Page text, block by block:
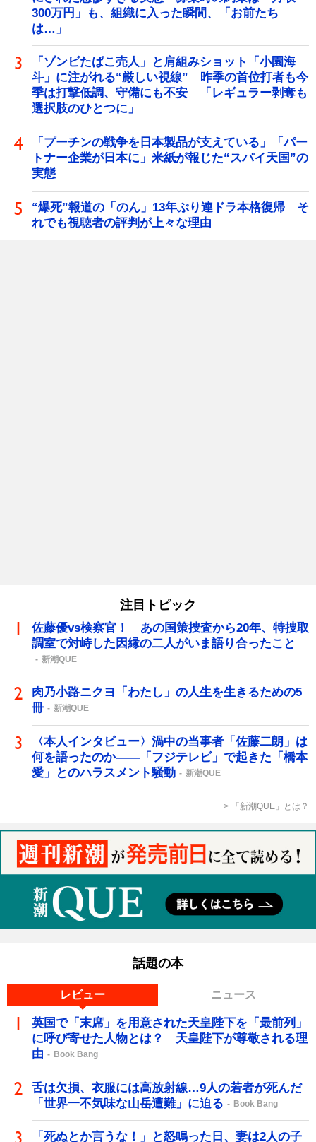
300万円」も、組織に入った瞬間、「お前たち
は…」
「ゾンビたばこ売人」と肩組みショット「小園海
斗」に注がれる“厳しい視線” 昨季の首位打者も今
季は打撃低調、守備にも不安 「レギュラー剥奪も
選択肢のひとつに」
「プーチンの戦争を日本製品が支えている」「パー
トナー企業が日本に」米紙が報じた“スパイ天国”の
実態
“爆死”報道の「のん」13年ぶり連ドラ本格復帰 そ
れでも視聴者の評判が上々な理由
注目トピック
佐藤優vs検察官！ あの国策捜査から20年、特捜取
調室で対峙した因縁の二人がいま語り合ったこと
新潮QUE
肉乃小路ニクヨ「わたし」の人生を生きるための5
冊
新潮QUE
〈本人インタビュー〉渦中の当事者「佐藤二朗」は
何を語ったのか――「フジテレビ」で起きた「橋本
愛」とのハラスメント騒動
新潮QUE
「新潮QUE」とは？
話題の本
レビュー ニュース
英国で「末席」を用意された天皇陛下を「最前列」
に呼び寄せた人物とは？ 天皇陛下が尊敬される理
由
Book Bang
舌は欠損、衣服には高放射線…9人の若者が死んだ
「世界一不気味な山岳遭難」に迫る
Book Bang
「死ぬとか言うな！」と怒鳴った日、妻は2人の子